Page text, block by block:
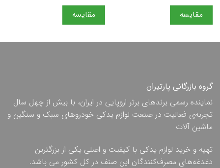
مقایسه مقایسه
گروه بازرگانی پارتیران
نماینده رسمی برندهای برتر اروپایی در ایران، با بیش از چهل سال
تجربه‌ی فعالیت در صنعت لوازم یدکی خودروهای سبک و سنگین و
ماشین آلات
تهیه و خرید لوازم یدکی با کیفیت و اصلی یکی از بزرگترین
دغدغه‌های مصرف‌کنندگان این صنف در کل کشور می باشد.